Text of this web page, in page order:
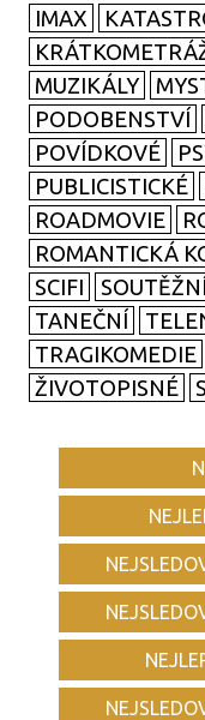
IMAX
MUZIKÁLY
PODOBENSTVÍ
POVÍDKOVÉ
PUBLICISTICKÉ
ROADMOVIE
ROMANTICKÁ
SCIFI
SOUTĚŽNÍ
TANEČNÍ
TRAGIKOMEDIE
ŽIVOTOPISNÉ